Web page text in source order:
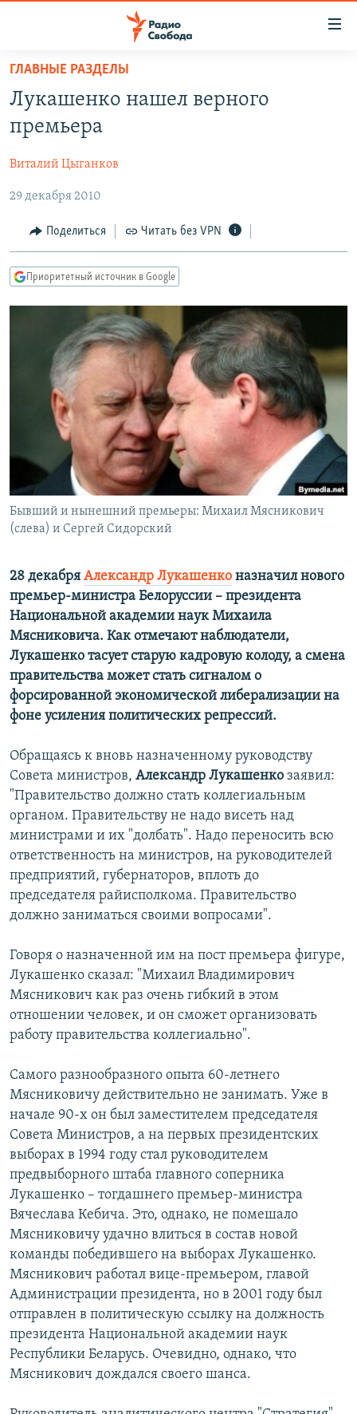
упрощенного
доступа
основному
Вернутся
главной
навигации
Вернутся
ПОДКАСТЫ
АВТОРСКИЕ ПРОЕКТЫ
ЦИТАТЫ СВОБОДЫ
МНЕНИЯ
КУЛЬТУРА
IDEL.РЕАЛИИ
КАВКАЗ.РЕАЛИИ
СЕВЕР.РЕАЛИИ
СИБИРЬ.РЕАЛИИ
РАСПИСАНИЕ ВЕЩАНИЯ
ПОДПИШИТЕСЬ НА РАССЫЛКУ
СОЦИАЛЬНЫЕ СЕТИ
ГЛАВНЫЕ РАЗДЕЛЫ
Лукашенко нашел верного
премьера
Виталий Цыганков
29 декабря 2010
Поделиться Читать без VPN
Приоритетный источник в Google
Бывший и нынешний премьеры: Михаил Мясникович
(слева) и Сергей Сидорский
28 декабря Александр Лукашенко назначил нового
премьер-министра Белоруссии – президента
Национальной академии наук Михаила
Мясниковича. Как отмечают наблюдатели,
Лукашенко тасует старую кадровую колоду, а смена
правительства может стать сигналом о
форсированной экономической либерализации на
фоне усиления политических репрессий.
Обращаясь к вновь назначенному руководству
Совета министров, Александр Лукашенко заявил:
"Правительство должно стать коллегиальным
органом. Правительству не надо висеть над
министрами и их "долбать". Надо переносить всю
ответственность на министров, на руководителей
предприятий, губернаторов, вплоть до
председателя райисполкома. Правительство
должно заниматься своими вопросами".
Говоря о назначенной им на пост премьера фигуре,
Лукашенко сказал: "Михаил Владимирович
Мясникович как раз очень гибкий в этом
отношении человек, и он сможет организовать
работу правительства коллегиально".
Самого разнообразного опыта 60-летнего
Мясниковичу действительно не занимать. Уже в
начале 90-х он был заместителем председателя
Совета Министров, а на первых президентских
выборах в 1994 году стал руководителем
предвыборного штаба главного соперника
Лукашенко – тогдашнего премьер-министра
Вячеслава Кебича. Это, однако, не помешало
Мясниковичу удачно влиться в состав новой
команды победившего на выборах Лукашенко.
Мясникович работал вице-премьером, главой
Администрации президента, но в 2001 году был
отправлен в политическую ссылку на должность
президента Национальной академии наук
Республики Беларусь. Очевидно, однако, что
Мясникович дождался своего шанса.